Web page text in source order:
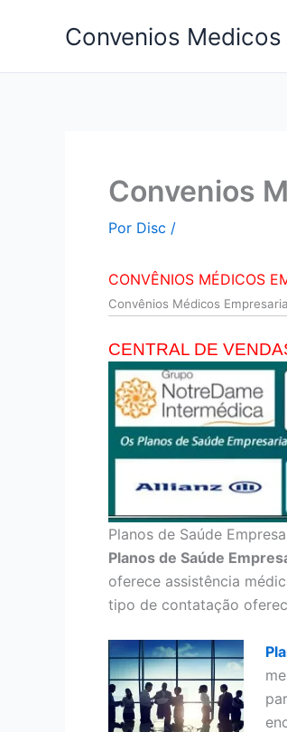
Convenios Medicos
Convenios
Por Disc /
CONVÊNIOS MÉDICOS
Convênios Médicos
CENTRAL DE
Planos de Saúde
Planos de Saúde
oferece assistência
tipo de contatação